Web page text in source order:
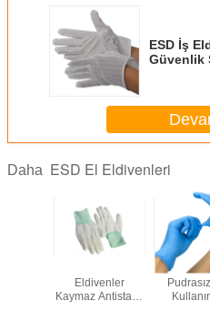
ESD İş
Güvenlik
Daha ESD El Eldivenleri
için Konfor ve
Elektrostatik
ESD El
parçaların